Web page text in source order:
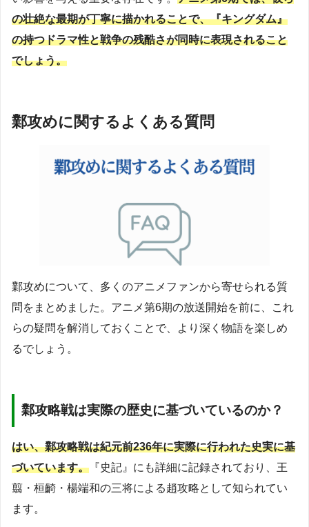
の壮絶な最期が丁寧に描かれることで、『キングダム』
の持つドラマ性と戦争の残酷さが同時に表現されること
でしょう。
鄴攻めに関するよくある質問
鄴攻めについて、多くのアニメファンから寄せられる質
問をまとめました。アニメ第6期の放送開始を前に、これ
らの疑問を解消しておくことで、より深く物語を楽しめ
るでしょう。
鄴攻略戦は実際の歴史に基づいているのか？
はい、鄴攻略戦は紀元前236年に実際に行われた史実に基
づいています。 『史記』にも詳細に記録されており、王
翦・桓齮・楊端和の三将による趙攻略として知られてい
ます。